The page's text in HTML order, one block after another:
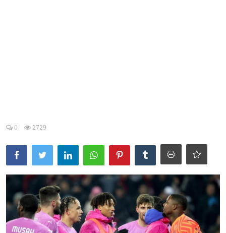
0 2729